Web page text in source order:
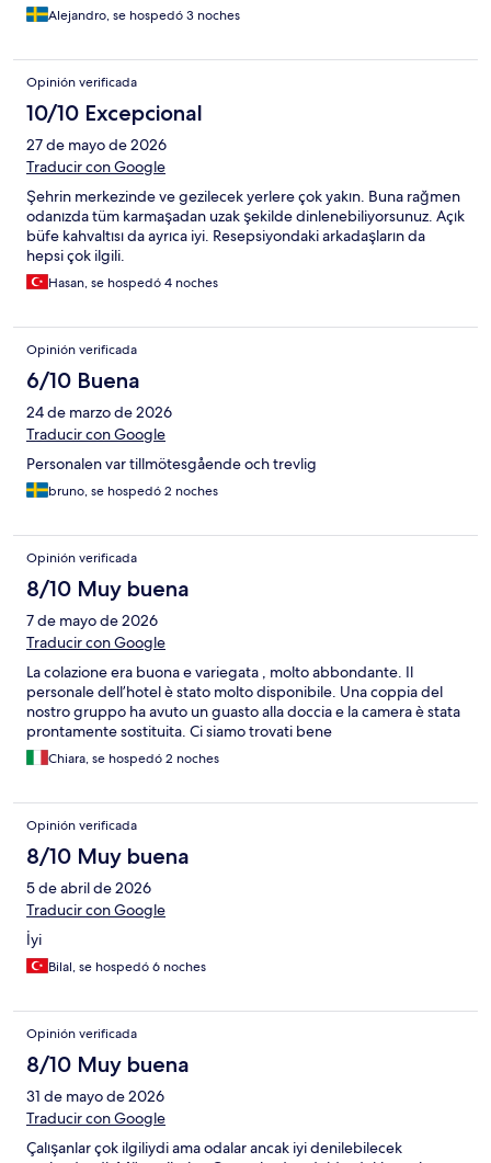
Alejandro, se hospedó 3 noches
Opinión verificada
10/10 Excepcional
27 de mayo de 2026
Traducir con Google
Şehrin merkezinde ve gezilecek yerlere çok yakın. Buna rağmen
odanızda tüm karmaşadan uzak şekilde dinlenebiliyorsunuz. Açık
büfe kahvaltısı da ayrıca iyi. Resepsiyondaki arkadaşların da
hepsi çok ilgili.
Hasan, se hospedó 4 noches
Opinión verificada
6/10 Buena
24 de marzo de 2026
Traducir con Google
Personalen var tillmötesgående och trevlig
bruno, se hospedó 2 noches
Opinión verificada
8/10 Muy buena
7 de mayo de 2026
Traducir con Google
La colazione era buona e variegata , molto abbondante. Il
personale dell’hotel è stato molto disponibile. Una coppia del
nostro gruppo ha avuto un guasto alla doccia e la camera è stata
prontamente sostituita. Ci siamo trovati bene
Chiara, se hospedó 2 noches
Opinión verificada
8/10 Muy buena
5 de abril de 2026
Traducir con Google
İyi
Bilal, se hospedó 6 noches
Opinión verificada
8/10 Muy buena
31 de mayo de 2026
Traducir con Google
Çalışanlar çok ilgiliydi ama odalar ancak iyi denilebilecek